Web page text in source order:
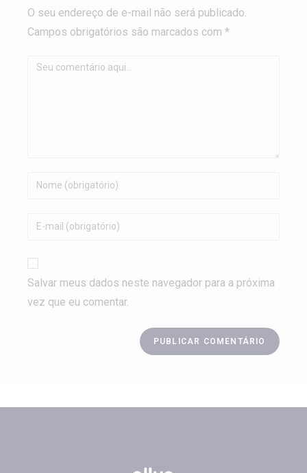
O seu endereço de e-mail não será publicado.
Campos obrigatórios são marcados com *
Salvar meus dados neste navegador para a próxima
vez que eu comentar.